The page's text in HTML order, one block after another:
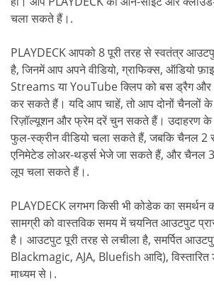
चला सकते हैं।.
PLAYDECK आपको 8 पूरी तरह से स्वतंत्र
है, जिनमें आप अपने वीडियो, ग्राफिक्स, ऑडियो
Streams या YouTube क्लिप को बस ड्रैग और
कर सकते हैं। यदि आप चाहें, तो आप दोनों चैनलों
रिज़ॉल्यूशन और फ्रेम दरें चुन सकते हैं। उदाहरण
फुल-स्क्रीन वीडियो चला सकते हैं, जबकि चैनल
एनिमेटेड लोअर-थर्ड्स भेजे जा सकते हैं, और चैनल
लूप चला सकते हैं।.
PLAYDECK लगभग किसी भी कोडेक का समर्थन
सामग्री को वास्तविक समय में चयनित आउटपुट
है। आउटपुट पूरी तरह से लचीला है, समर्पित
Blackmagic, AJA, Bluefish आदि),
माध्यम से।.